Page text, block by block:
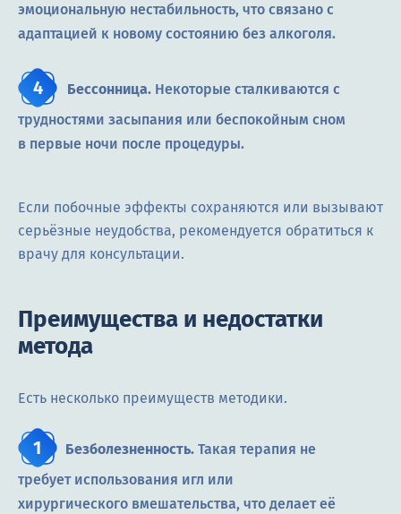
эмоциональную нестабильность, что связано с
адаптацией к новому состоянию без алкоголя.
Бессонница. Некоторые сталкиваются с
трудностями засыпания или беспокойным сном
в первые ночи после процедуры.
Если побочные эффекты сохраняются или вызывают
серьёзные неудобства, рекомендуется обратиться к
врачу для консультации.
Преимущества и недостатки
метода
Есть несколько преимуществ методики.
Безболезненность. Такая терапия не
требует использования игл или
хирургического вмешательства, что делает её